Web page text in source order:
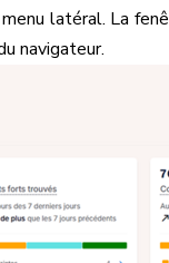
latéral. La
navigateur.